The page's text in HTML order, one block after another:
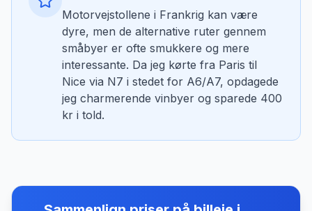
Motorvejstollene i Frankrig kan være
dyre, men de alternative ruter gennem
småbyer er ofte smukkere og mere
interessante. Da jeg kørte fra Paris til
Nice via N7 i stedet for A6/A7, opdagede
jeg charmerende vinbyer og sparede 400
kr i told.